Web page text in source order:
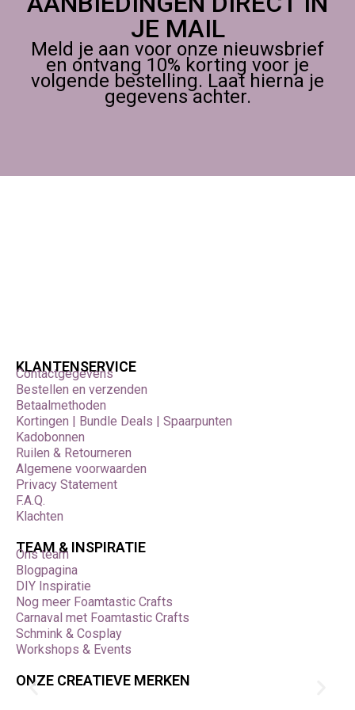
JE MAIL
Meld je aan voor onze nieuwsbrief
en ontvang 10% korting voor je
volgende bestelling. Laat hierna je
gegevens achter.
KLANTENSERVICE
Contactgegevens
Bestellen en verzenden
Betaalmethoden
Kortingen | Bundle Deals | Spaarpunten
Kadobonnen
Ruilen & Retourneren
Algemene voorwaarden
Privacy Statement
F.A.Q.
Klachten
TEAM & INSPIRATIE
Ons team
Blogpagina
DIY Inspiratie
Nog meer Foamtastic Crafts
Carnaval met Foamtastic Crafts
Schmink & Cosplay
Workshops & Events
ONZE CREATIEVE MERKEN